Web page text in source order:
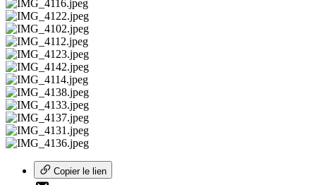
Copier le lien